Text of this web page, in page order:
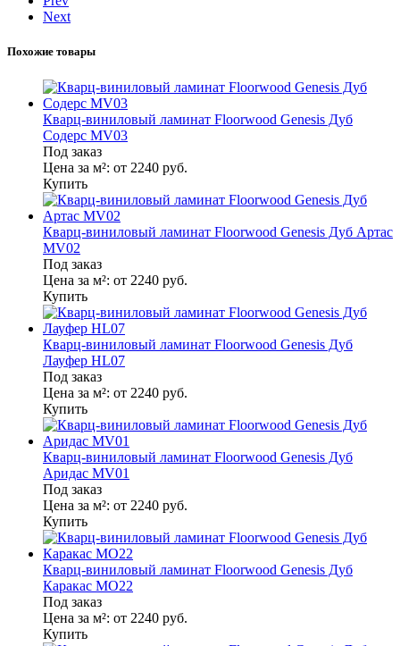
Next
Похожие товары
Кварц-виниловый ламинат Floorwood Genesis Дуб
Содерс MV03
Под заказ
Цена за м²: от 2240 руб.
Купить
Кварц-виниловый ламинат Floorwood Genesis Дуб Артас
MV02
Под заказ
Цена за м²: от 2240 руб.
Купить
Кварц-виниловый ламинат Floorwood Genesis Дуб
Лауфер HL07
Под заказ
Цена за м²: от 2240 руб.
Купить
Кварц-виниловый ламинат Floorwood Genesis Дуб
Аридас MV01
Под заказ
Цена за м²: от 2240 руб.
Купить
Кварц-виниловый ламинат Floorwood Genesis Дуб
Каракас MO22
Под заказ
Цена за м²: от 2240 руб.
Купить